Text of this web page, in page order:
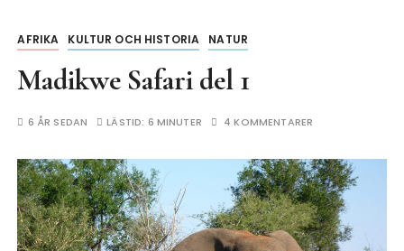
AFRIKA KULTUR OCH HISTORIA NATUR
Madikwe Safari del 1
6 ÅR SEDAN LÄSTID: 6 MINUTER 4 KOMMENTARER